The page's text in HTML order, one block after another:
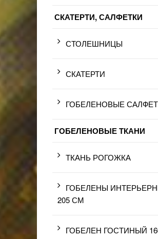
СКАТЕРТИ, САЛФЕТКИ
СТОЛЕШНИЦЫ
СКАТЕРТИ
ГОБЕЛЕНОВЫЕ
ГОБЕЛЕНОВЫЕ ТКАНИ
ТКАНЬ РОГОЖКА
ГОБЕЛЕНЫ
205 СМ
ГОБЕЛЕН ГОСТИНЫЙ